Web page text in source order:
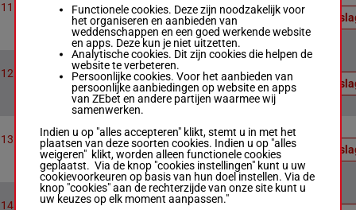
11 7 1600m22:015 - 3 - 8
Officiële uitslag : 5 - 3 - 8 - 2
12 81600m22:18
Officiële
4 - 2 - 3
- 1
Officiële uitslag : 4 - 2 - 3 - 1
13 Race 13 71600m 22:40uitslag:
4 - 2 - 1
- 5
Officiële uitslag : 4 - 2 - 1 - 5
14 Race 14 81600m
Officiële
Functionele cookies. Deze zijn noodzakelijk voor
het organiseren en aanbieden van
weddenschappen en een goed werkende website
en apps. Deze kun je niet uitzetten.
Analytische cookies. Dit zijn cookies die helpen de
website te verbeteren.
Persoonlijke cookies. Voor het aanbieden van
persoonlijke aanbiedingen op website en apps
van ZEbet en andere partijen waarmee wij
samenwerken.
Indien u op "alles accepteren" klikt, stemt u in met het
plaatsen van deze soorten cookies. Indien u op "alles
weigeren" klikt, worden alleen functionele cookies
geplaatst. Via de knop "cookies instellingen" kunt u uw
cookievoorkeuren op basis van hun doel instellen. Via de
knop "cookies" aan de rechterzijde van onze site kunt u
uw keuzes op elk moment aanpassen."